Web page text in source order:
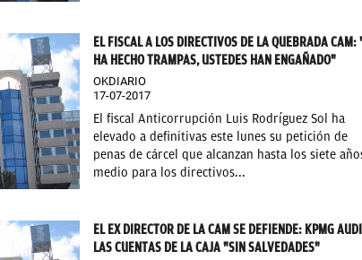
EL FISCAL A LOS DIRECTIVOS DE LA QUEBRADA CAM:
HA HECHO TRAMPAS, USTEDES HAN ENGAÑADO"
OKDIARIO
17-07-2017
El fiscal Anticorrupción Luis Rodríguez Sol ha
elevado a definitivas este lunes su petición de
penas de cárcel que alcanzan hasta los siete
medio para los directivos...
EL EX DIRECTOR DE LA CAM SE DEFIENDE: KPMG
LAS CUENTAS DE LA CAJA "SIN SALVEDADES"